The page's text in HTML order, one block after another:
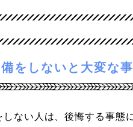
をしないと大変な
ない人は、後悔する事態